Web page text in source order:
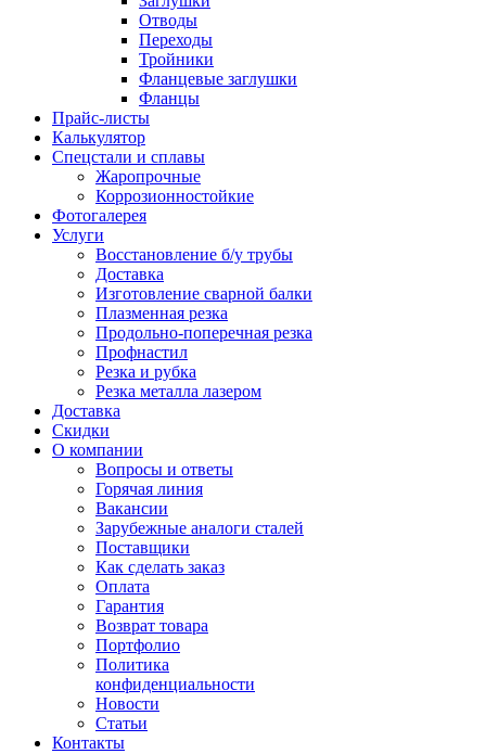
Отводы
Переходы
Тройники
Фланцевые заглушки
Фланцы
Прайс-листы
Калькулятор
Спецстали и сплавы
Жаропрочные
Коррозионностойкие
Фотогалерея
Услуги
Восстановление б/у трубы
Доставка
Изготовление сварной балки
Плазменная резка
Продольно-поперечная резка
Профнастил
Резка и рубка
Резка металла лазером
Доставка
Скидки
О компании
Вопросы и ответы
Горячая линия
Вакансии
Зарубежные аналоги сталей
Поставщики
Как сделать заказ
Оплата
Гарантия
Возврат товара
Портфолио
Политика
конфиденциальности
Новости
Статьи
Контакты